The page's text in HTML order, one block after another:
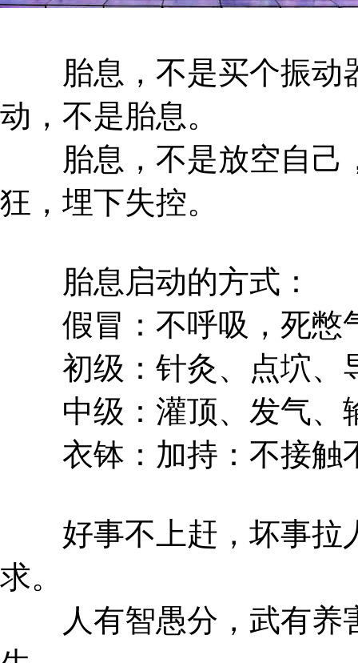
胎息，不是买个振动
动，不是胎息。
胎息，不是放空自己
狂，埋下失控。
胎息启动的方式：
假冒：不呼吸，死憋
初级：针灸、点坹、
中级：灌顶、发气、
衣钵：加持：不接触
好事不上赶，坏事拉
求。
人有智愚分，武有养